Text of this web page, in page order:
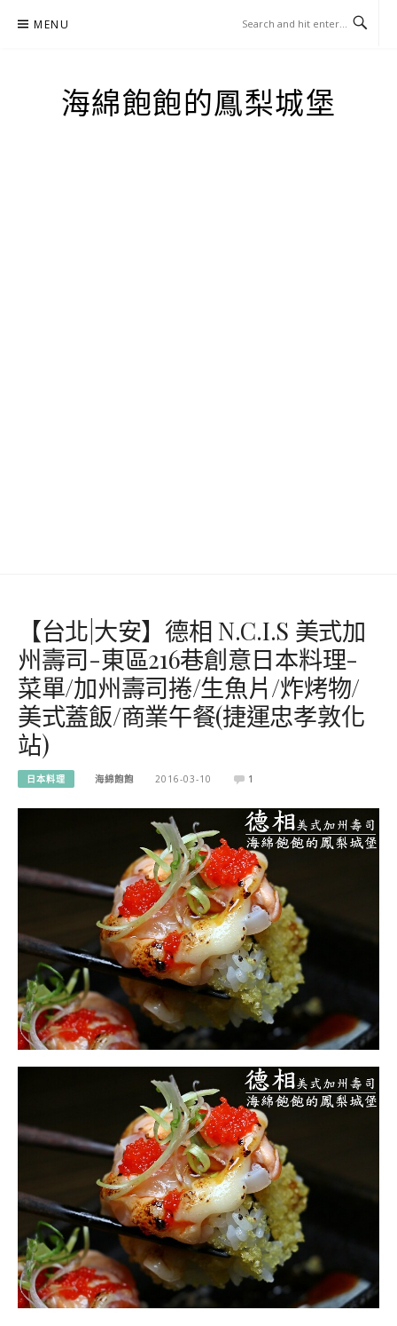
MENU
海綿飽飽的鳳梨城堡
【台北|大安】德相 N.C.I.S 美式加
州壽司-東區216巷創意日本料理-
菜單/加州壽司捲/生魚片/炸烤物/
美式蓋飯/商業午餐(捷運忠孝敦化
站)
日本料理 海綿飽飽 2016-03-10 1